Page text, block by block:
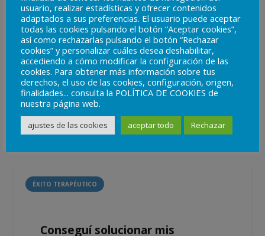
Cipsia me ayudó a recuperar mi
autoestima y mi motivación
hace 6 años
En un momento de mi vida sufrí la
separación de quien en aquel momento
era mi pareja. Allá por el…
ÉXITO TERAPÉUTICO
Conseguí solucionar mis
usuario, realizar estadísticas y ofrecer contenidos
adaptados a sus preferencias. El usuario puede aceptar
todas las cookies pulsando el botón “Aceptar cookies”,
así como rechazarlas pulsando el botón “Rechazar
cookies” y personalizar cuáles desea deshabilitar,
accediendo a cómo modificar la configuración de las
cookies. Para obtener más información sobre tus
derechos, el uso de las cookies, configuración, origen,
finalidades... consulta la POLÍTICA DE COOKIES de
nuestra página web.
ajustes de las cookies aceptar todo Rechazar